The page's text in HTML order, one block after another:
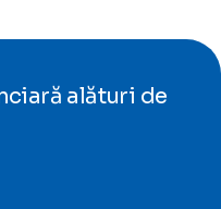
alături de